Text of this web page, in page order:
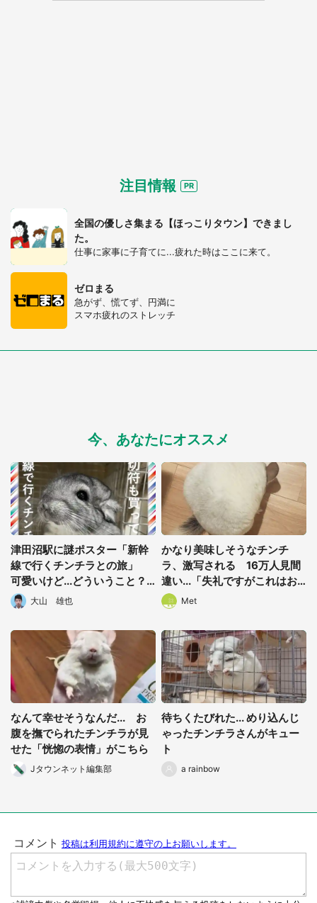
都道府選択
注目情報
全国の優しさ集まる【ほっこりタウン】できまし
た。
仕事に家事に子育てに...疲れた時はここに来て。
ゼロまる
急がず、慌てず、円満に
スマホ疲れのストレッチ
今、あなたにオススメ
津田沼駅に謎ポスター「新幹
線で行くチンチラとの旅」
可愛いけど...どういうこと？J
R東日本に聞く
大山 雄也
かなり美味しそうなチンチ
ラ、激写される 16万人見間
違い...「失礼ですがこれはお
にぎりですよね？」
Met
なんて幸せそうなんだ... お
腹を撫でられたチンチラが見
せた「恍惚の表情」がこちら
Jタウンネット編集部
待ちくたびれた... めり込んじ
ゃったチンチラさんがキュー
ト
a rainbow